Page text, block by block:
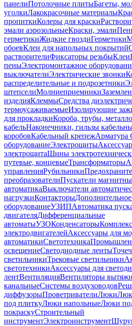
панелиПотолочные плитыБагеты,
уголкиЛакокрасочные материалы
пропиткиКолеры для краски
эмали аэрозольныеКраски, эмали
герметикиЖидкие гвоздиГерметики
обоевКлеи для напольных покрытий
растворителиФиксаторы резьбыКлеи
пеныЭлектромонтажное
выключателиЭлектрические звонки
распределительные и подрозетники
штепселиМолниеприемники
изделияКлеммыСредства
термоусаживаемыеИзолирующие
для прокладкиКороба, трубы,
кабельНаконечники, гильзы
коробовКабельный крепеж
оборудованиеЭлектрощиты
электрощитаШины
путевые, концевыеТрансформаторы
управленияРубильники
преобразователиПускатели
автоматикаВыключатели
нагрузкиКонтакторы
оборудованиеУЗИПАвтоматика
двигателяДифференциальные
автоматыУЗОКонденсаторы
электродвигателейАксессуары для
автоматикиСветотехника
освещениеСветодиодные ленты
светильникиТрековые светильники
светотехникиАксессуары для
лентВентиляцияВентиляторы
канальныеСистемы воздуховодов
диффузорыПроветривателиЛюки
под плиткуЛюки напольныеЛюки
покраскуСтроительный
инструментЭлектроинструмент